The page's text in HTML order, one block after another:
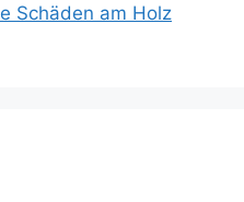
Schäden am Holz